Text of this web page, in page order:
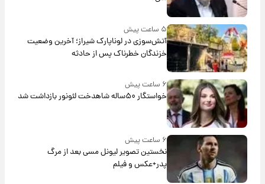
۵ ساعت پیش
آتش‌سوزی در لوناپارک شیراز؛ آخرین وضعیت
خزندگان خطرناک پس از حادثه
۶ ساعت پیش
خواستگار ۵۰ساله شاهدخت لئونور بازداشت شد
نخستین تصویر لیونل مسی بعد از مرگ
پدر+عکس و فیلم